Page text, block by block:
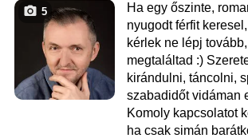
5
Ha egy őszinte,
nyugodt férfit
kérlek ne lépj
megtaláltad :)
kirándulni, táncolni,
szabadidőt vidáman
Komoly kapcsolatot
ha csak simán